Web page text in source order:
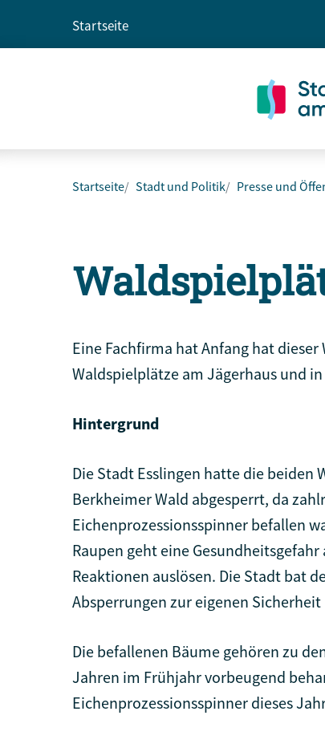
Startseite
Startseite Stadt und Politik Presse und
Eine Fachfirma hat Anfang hat
Waldspielplätze am Jägerhaus und
Hintergrund
Die Stadt Esslingen hatte die beiden
Berkheimer Wald abgesperrt, da
Eichenprozessionsspinner befallen
Raupen geht eine
Reaktionen auslösen. Die Stadt bat
Absperrungen zur eigenen
Die befallenen Bäume gehören zu
Jahren im Frühjahr vorbeugend
Eichenprozessionsspinner dieses